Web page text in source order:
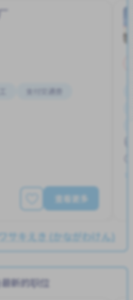
支付交通费
查看更多
キえき (かながわけん)
新的职位